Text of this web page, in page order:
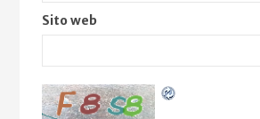
Sito web